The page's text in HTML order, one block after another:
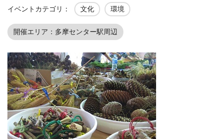
イベントカテゴリ： 文化 環境
開催エリア：多摩センター駅周辺